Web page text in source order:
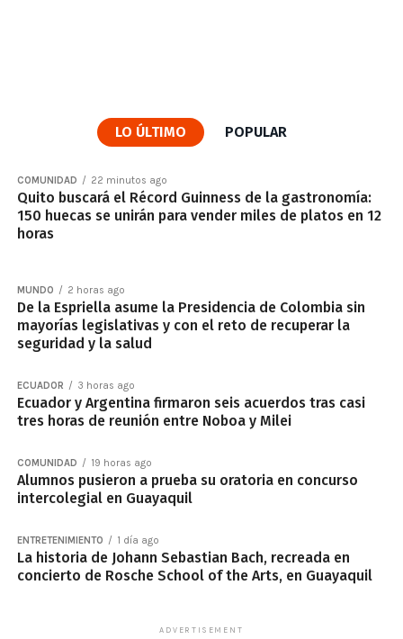
LO ÚLTIMO POPULAR
COMUNIDAD 22 minutos ago
Quito buscará el Récord Guinness de la gastronomía:
150 huecas se unirán para vender miles de platos en 12
horas
MUNDO 2 horas ago
De la Espriella asume la Presidencia de Colombia sin
mayorías legislativas y con el reto de recuperar la
seguridad y la salud
ECUADOR 3 horas ago
Ecuador y Argentina firmaron seis acuerdos tras casi
tres horas de reunión entre Noboa y Milei
COMUNIDAD 19 horas ago
Alumnos pusieron a prueba su oratoria en concurso
intercolegial en Guayaquil
ENTRETENIMIENTO 1 día ago
La historia de Johann Sebastian Bach, recreada en
concierto de Rosche School of the Arts, en Guayaquil
ADVERTISEMENT